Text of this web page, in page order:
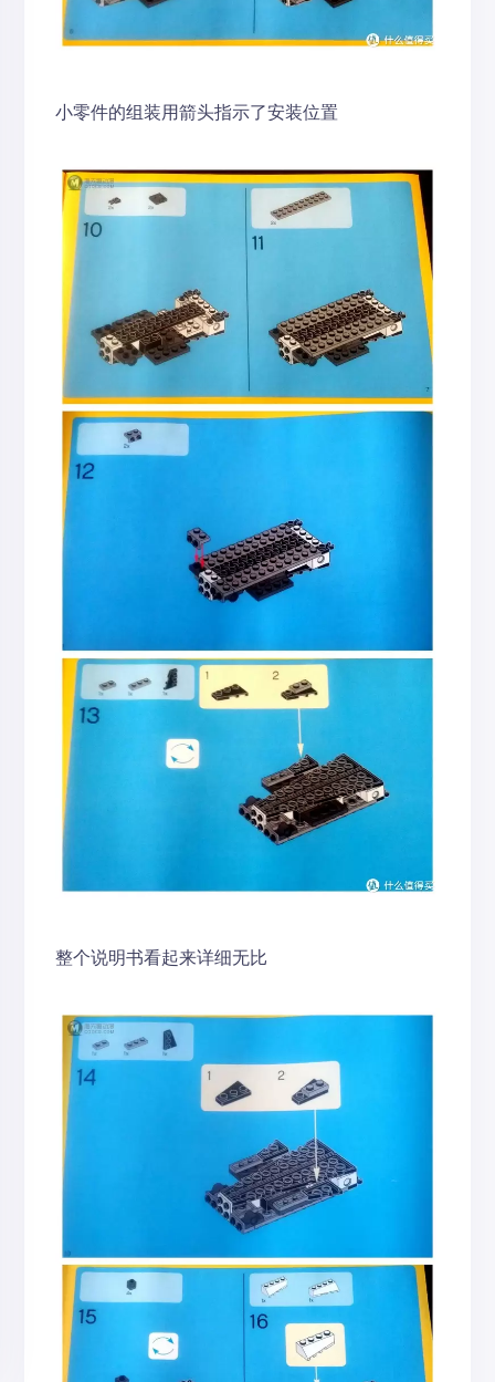
小零件的组装用箭头指示了安装位置
整个说明书看起来详细无比